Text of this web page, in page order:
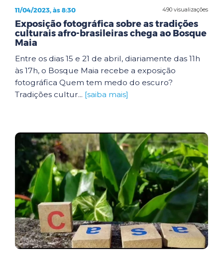
490 visualizações
11/04/2023, às 8:30
Exposição fotográfica sobre as tradições
culturais afro-brasileiras chega ao Bosque
Maia
Entre os dias 15 e 21 de abril, diariamente das 11h
às 17h, o Bosque Maia recebe a exposição
fotográfica Quem tem medo do escuro?
Tradições cultur... [saiba mais]